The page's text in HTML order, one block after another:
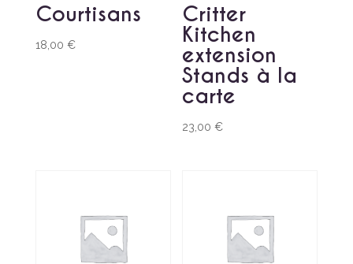
Courtisans
18,00 €
Critter
Kitchen
extension
Stands à la
carte
23,00€